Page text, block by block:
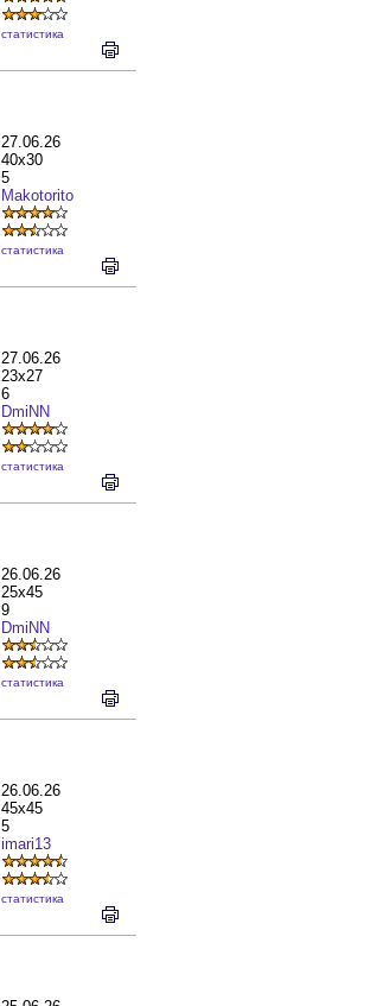
cтатистика
27.06.26
40x30
5
Makotorito
cтатистика
27.06.26
23x27
6
DmiNN
cтатистика
26.06.26
25x45
9
DmiNN
cтатистика
26.06.26
45x45
5
imari13
cтатистика